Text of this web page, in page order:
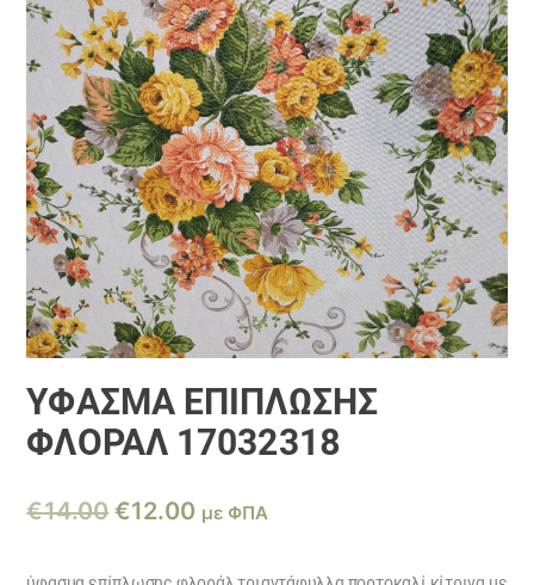
ΎΦΑΣΜΑ ΕΠΊΠΛΩΣΗΣ
ΦΛΟΡΆΛ 17032318
€14.00 Original
€12.00Ημε ΦΠΑ